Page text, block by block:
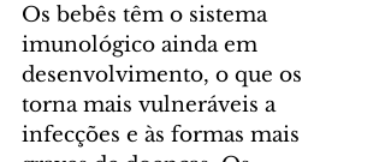
Os bebês têm o sistema
imunológico ainda em
desenvolvimento, o que os
torna mais vulneráveis a
infecções e às formas mais